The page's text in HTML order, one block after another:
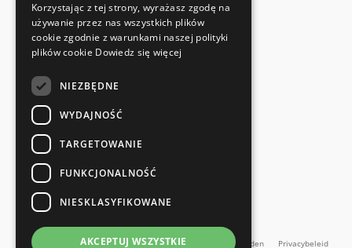
SNELLE EN EENVOUDIGE RETOUR
Retourservice
RECHTSTREEKS VAN DE FABRIKANT
Speciale kwaliteitscontrole
Impressum Algemene Voorwaarden Algemene voorwaarden Privacybeleid
en meer...
Korzystając z tej strony, wyrażasz zgodę na
używanie przez nas wszystkich plików
cookie zgodnie z warunkami naszej polityki
plików cookie Dowiedz się więcej
NIEZBĘDNE
WYDAJNOŚĆ
TARGETOWANIE
FUNKCJONALNOŚĆ
NIESKLASYFIKOWANE
AKCEPTUJ WSZYSTKIE